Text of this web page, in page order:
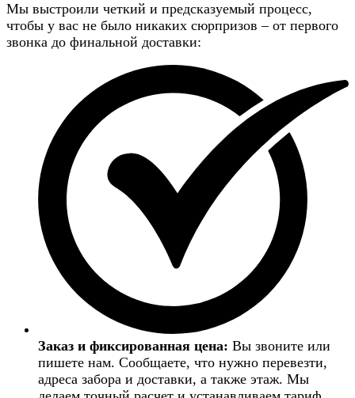
Мы выстроили четкий и предсказуемый процесс,
чтобы у вас не было никаких сюрпризов – от первого
звонка до финальной доставки:
Заказ и фиксированная цена: Вы звоните или
пишете нам. Сообщаете, что нужно перевезти,
адреса забора и доставки, а также этаж. Мы